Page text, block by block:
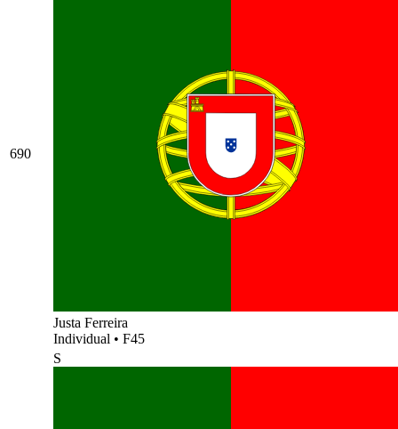
690
Justa Ferreira
Individual • F45
S